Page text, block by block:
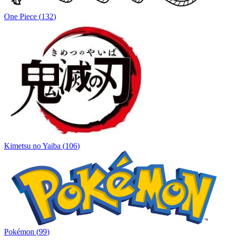
One Piece (132)
Kimetsu no Yaiba (106)
Pokémon (99)